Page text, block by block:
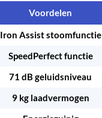
Voordelen
Iron Assist stoomfunctie
SpeedPerfect functie
71 dB geluidsniveau
9 kg laadvermogen